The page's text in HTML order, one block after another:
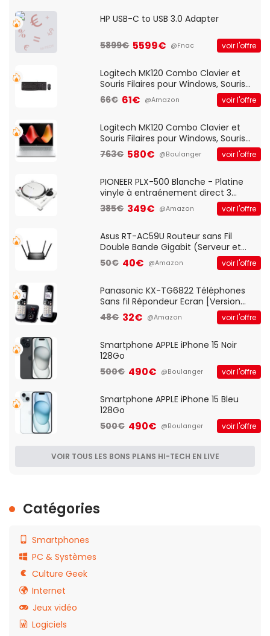
HP USB-C to USB 3.0 Adapter
5899€ 5599€ @Fnac voir l'offre
Logitech MK120 Combo Clavier et
Souris Filaires pour Windows, Souris
Optique Filaire, Connexion USB Plug
And Play, Confortable, Taille
QWERTY UK - Noir
66€ 61€ @Amazon voir l'offre
Logitech MK120 Combo Clavier et
Souris Filaires pour Windows, Souris
Optique Filaire, Connexion USB Plug
And Play, Confortable, Taille
QWERTY UK - Noir
763€ 580€ @Boulanger voir l'offre
PIONEER PLX-500 Blanche - Platine
vinyle à entraénement direct 3
vitesses (33-45-78 trs/min) avec
pre-ampli intégré et port USB
385€ 349€ @Amazon voir l'offre
Asus RT-AC59U Routeur sans Fil
Double Bande Gigabit (Serveur et
Client VPN, Triple Vlan, Mode Point
d'accès et Bridge, contrôle Parental,
50€ 40€ @Amazon voir l'offre
Panasonic KX-TG6822 Téléphones
Sans fil Répondeur Ecran [Version
Française]
48€ 32€ @Amazon voir l'offre
Smartphone APPLE iPhone 15 Noir
128Go
500€ 490€ @Boulanger voir l'offre
Smartphone APPLE iPhone 15 Bleu
128Go
500€ 490€ @Boulanger voir l'offre
VOIR TOUS LES BONS PLANS HI-TECH EN LIVE
Catégories
Smartphones
PC & Systèmes
Culture Geek
Internet
Jeux vidéo
Logiciels